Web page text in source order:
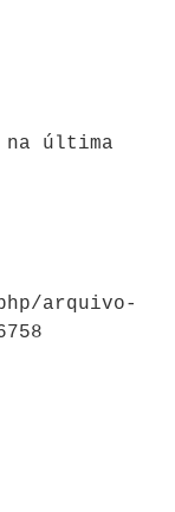
na última
arquivo-